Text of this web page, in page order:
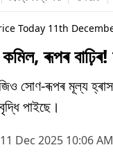
Today 11th
ৰূপৰ বাঢ়িৰ!
ৰূপৰ মূল্য হ্ৰাস
পাইছে।
11 Dec 2025 10:06 AM